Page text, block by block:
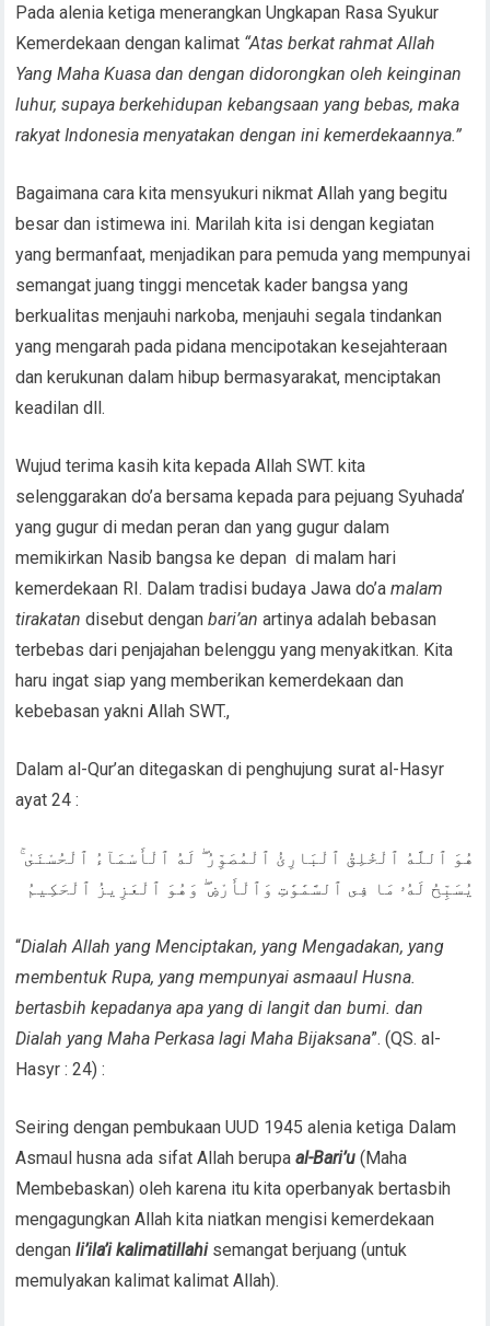
Pada alenia ketiga menerangkan Ungkapan Rasa Syukur
Kemerdekaan dengan kalimat “Atas berkat rahmat Allah
Yang Maha Kuasa dan dengan didorongkan oleh keinginan
luhur, supaya berkehidupan kebangsaan yang bebas, maka
rakyat Indonesia menyatakan dengan ini kemerdekaannya.”
Bagaimana cara kita mensyukuri nikmat Allah yang begitu
besar dan istimewa ini. Marilah kita isi dengan kegiatan
yang bermanfaat, menjadikan para pemuda yang mempunyai
semangat juang tinggi mencetak kader bangsa yang
berkualitas menjauhi narkoba, menjauhi segala tindankan
yang mengarah pada pidana mencipotakan kesejahteraan
dan kerukunan dalam hibup bermasyarakat, menciptakan
keadilan dll.
Wujud terima kasih kita kepada Allah SWT. kita
selenggarakan do’a bersama kepada para pejuang Syuhada’
yang gugur di medan peran dan yang gugur dalam
memikirkan Nasib bangsa ke depan di malam hari
kemerdekaan RI. Dalam tradisi budaya Jawa do’amalam
tirakatan disebut denganbari’an artinya adalah bebasan
terbebas dari penjajahan belenggu yang menyakitkan. Kita
haru ingat siap yang memberikan kemerdekaan dan
kebebasan yakni Allah SWT.,
Dalam al-Qur’an ditegaskan di penghujung surat al-Hasyr
ayat 24 :
هُوَ ٱللَّهُ ٱلْخَٰلِقُ ٱلْبَارِئُ ٱلْمُصَوِّرُ ۖ لَهُ ٱلْأَسْمَآءُ ٱلْحُسْنَىٰ ۚ
يُسَبِّحُ لَهُۥ مَا فِى ٱلسَّمَٰوَٰتِ وَٱلْأَرْضِ ۖ وَهُوَ ٱلْعَزِيزُ ٱلْحَكِيمُ
“Dialah Allah yang Menciptakan, yang Mengadakan, yang
membentuk Rupa, yang mempunyai asmaaul Husna.
bertasbih kepadanya apa yang di langit dan bumi. dan
Dialah yang Maha Perkasa lagi Maha Bijaksana”. (QS. al-
Hasyr : 24) :
Seiring dengan pembukaan UUD 1945 alenia ketiga Dalam
Asmaul husna ada sifat Allah berupaal-Bari’u (Maha
Membebaskan) oleh karena itu kita operbanyak bertasbih
mengagungkan Allah kita niatkan mengisi kemerdekaan
denganli’ila’i kalimatillahisemangat berjuang (untuk
memulyakan kalimat kalimat Allah).